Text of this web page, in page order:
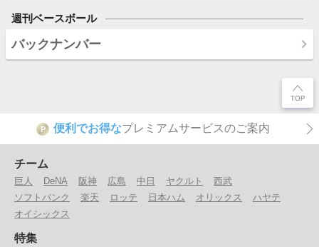
週刊ベースボール
バックナンバー
P 便利でお得なプレミアムサービスのご案内
チーム
巨人 DeNA 阪神 広島 中日 ヤクルト
西武
ソフトバンク
楽天 ロッテ 日本ハム オリックス
ハヤテ
オイシックス
特集